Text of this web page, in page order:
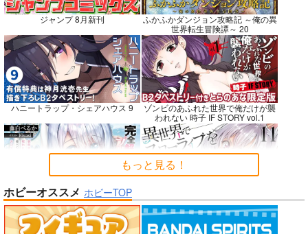
ぽに子の食レポごはん
図鑑3
なぐもカレー部
2,200円 （税込）
カート
蒐集
羊小屋
専売 787円 （税込）
Fate/Grand Order
曲亭馬琴
再販希望
Fresh＆Smooth
ロイヤルマウンテン
770円（税込）
オリジナル
青山 澄香
カート
ジャンプ 8月新刊
ふかふかダンジョン攻略記 ～俺の異
世界転生冒険譚～ 20
ハニートラップ・シェアハウス 9
ゾンビのあふれた世界で俺だけが襲
われない 時子 IF STORY vol.1
完全解呪のプリースト 2
もっと見る！
ホビーオススメ ホビーTOP